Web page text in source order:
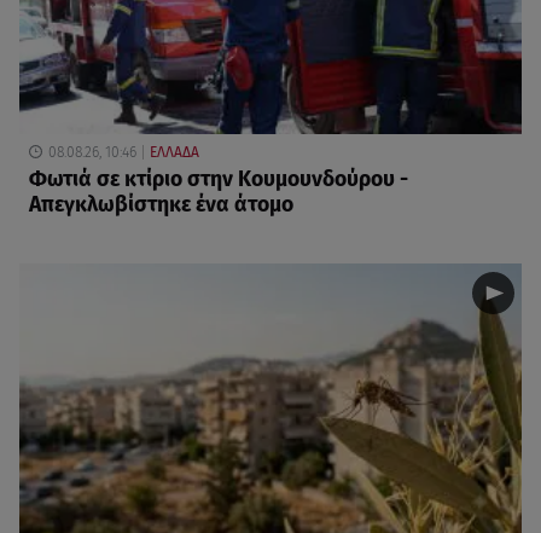
08.08.26, 10:46 ΕΛΛΑΔΑ
Φωτιά σε κτίριο στην Κουμουνδούρου -
Απεγκλωβίστηκε ένα άτομο